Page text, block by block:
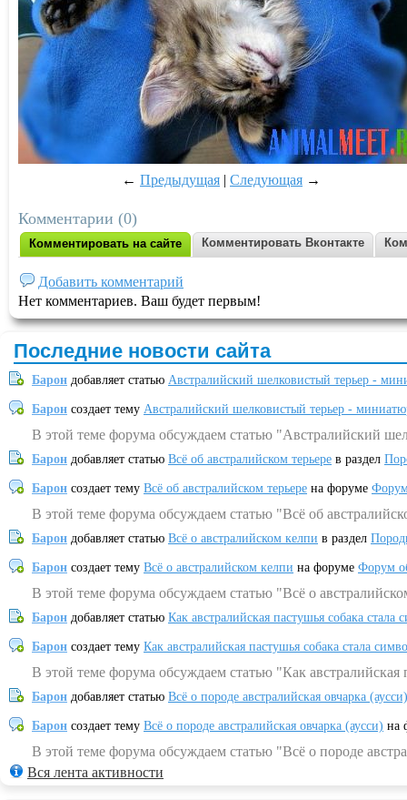
← Предыдущая | Следующая →
Комментарии (0)
Комментировать на сайте Комментировать Вконтакте
Добавить комментарий
Нет комментариев. Ваш будет первым!
Последние новости сайта
Барон добавляет статью Австралийский шелковистый терьер -
Барон создает тему Австралийский шелковистый терьер -
В этой теме форума обсуждаем статью "Австралийский
Барон добавляет статью Всё об австралийском терьере в раздел
Барон создает тему Всё об австралийском терьере на форуме
В этой теме форума обсуждаем статью "Всё об
Барон добавляет статью Всё о австралийском келпи в раздел
Барон создает тему Всё о австралийском келпи на форуме Форум
В этой теме форума обсуждаем статью "Всё о
Барон добавляет статью Как австралийская пастушья собака
Барон создает тему Как австралийская пастушья собака стала
В этой теме форума обсуждаем статью "Как
Барон добавляет статью Всё о породе австралийская овчарка (аусси)
Барон создает тему Всё о породе австралийская овчарка (аусси) на
В этой теме форума обсуждаем статью "Всё о породе
Вся лента активности